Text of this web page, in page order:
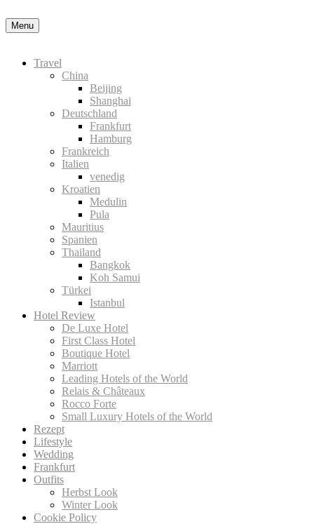
Menu
Travel
China
Beijing
Shanghai
Deutschland
Frankfurt
Hamburg
Frankreich
Italien
venedig
Kroatien
Medulin
Pula
Mauritius
Spanien
Thailand
Bangkok
Koh Samui
Türkei
Istanbul
Hotel Review
De Luxe Hotel
First Class Hotel
Boutique Hotel
Marriott
Leading Hotels of the World
Relais & Châteaux
Rocco Forte
Small Luxury Hotels of the World
Rezept
Lifestyle
Wedding
Frankfurt
Outfits
Herbst Look
Winter Look
Cookie Policy
der Datenschutzerklärung